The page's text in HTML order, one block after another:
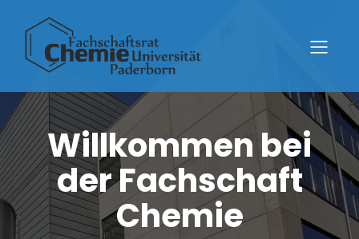
Willkommen bei
der Fachschaft
Chemie